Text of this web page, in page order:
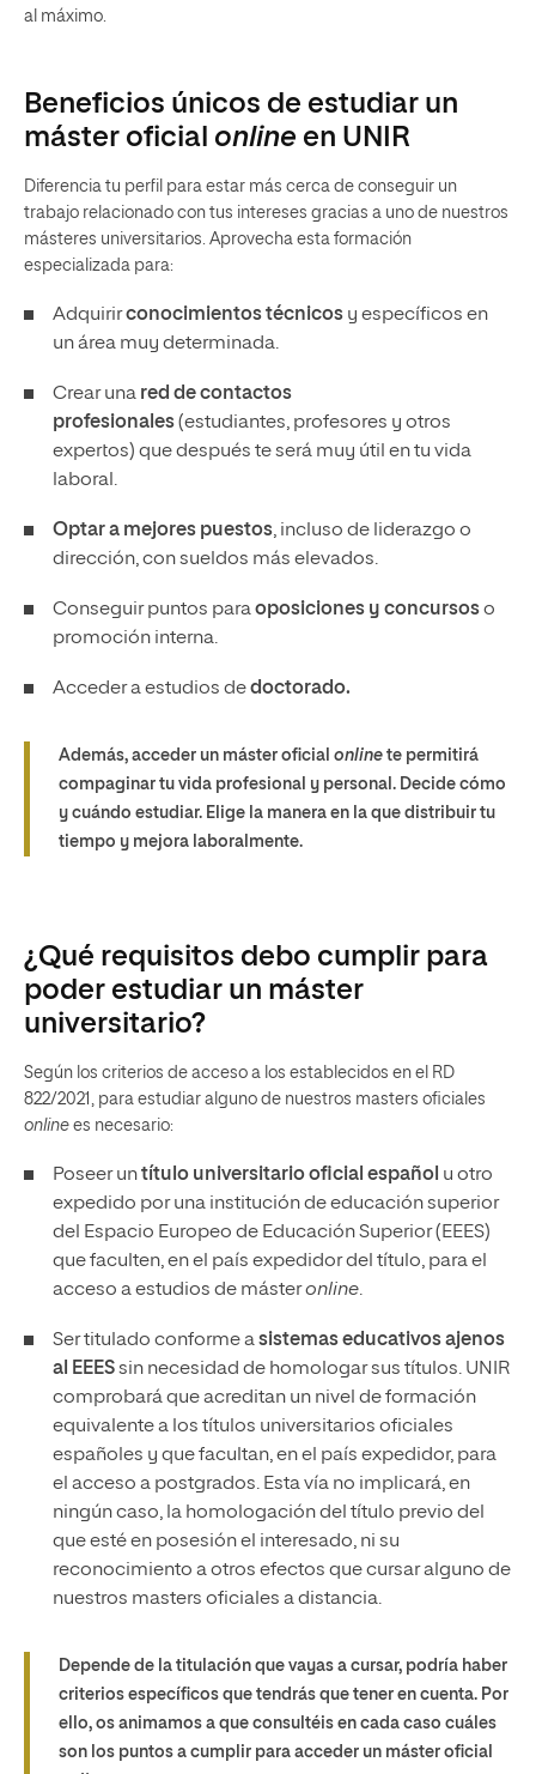
al máximo.
Beneficios únicos de estudiar un
máster oficial online en UNIR
Diferencia tu perfil para estar más cerca de conseguir un
trabajo relacionado con tus intereses gracias a uno de nuestros
másteres universitarios. Aprovecha esta formación
especializada para:
Adquirirconocimientos técnicos y específicos en
un área muy determinada.
Crear una red de contactos
profesionales(estudiantes, profesores y otros
expertos) que después te será muy útil en tu vida
laboral.
Optar a mejores puestos, incluso de liderazgo o
dirección, con sueldos más elevados.
Conseguir puntos paraoposiciones y concursoso
promoción interna.
Acceder a estudios dedoctorado.
Además, acceder un máster oficial online te permitirá
compaginar tu vida profesional y personal. Decide cómo
y cuándo estudiar. Elige la manera en la que distribuir tu
tiempo y mejora laboralmente.
¿Qué requisitos debo cumplir para
poder estudiar un máster
universitario?
Según los criterios de acceso a los establecidos en el RD
822/2021, para estudiar alguno de nuestros masters oficiales
online es necesario:
Poseer untítulo universitario oficial español u otro
expedido por una institución de educación superior
del Espacio Europeo de Educación Superior (EEES)
que faculten, en el país expedidor del título, para el
acceso a estudios de másteronline.
Ser titulado conforme asistemas educativos ajenos
al EEESsin necesidad de homologar sus títulos. UNIR
comprobará que acreditan un nivel de formación
equivalente a los títulos universitarios oficiales
españoles y que facultan, en el país expedidor, para
el acceso a postgrados. Esta vía no implicará, en
ningún caso, la homologación del título previo del
que esté en posesión el interesado, ni su
reconocimiento a otros efectos que cursar alguno de
nuestros masters oficiales a distancia.
Depende de la titulación que vayas a cursar, podría haber
criterios específicos que tendrás que tener en cuenta. Por
ello, os animamos a que consultéis en cada caso cuáles
son los puntos a cumplir para acceder un máster oficial